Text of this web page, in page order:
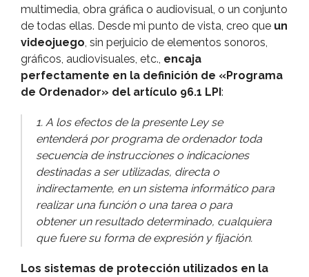
multimedia, obra gráfica o audiovisual, o un conjunto
de todas ellas. Desde mi punto de vista, creo que un
videojuego, sin perjuicio de elementos sonoros,
gráficos, audiovisuales, etc., encaja
perfectamente en la definición de «Programa
de Ordenador» del artí­culo 96.1 LPI:
1. A los efectos de la presente Ley se
entenderá por programa de ordenador toda
secuencia de instrucciones o indicaciones
destinadas a ser utilizadas, directa o
indirectamente, en un sistema informático para
realizar una función o una tarea o para
obtener un resultado determinado, cualquiera
que fuere su forma de expresión y fijación.
Los sistemas de protección utilizados en la